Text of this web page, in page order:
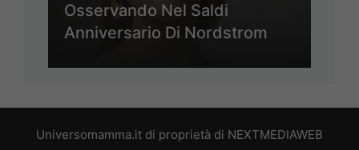
Osservando Nel Saldi
Anniversario Di Nordstrom
Universomamma.it di proprietà di NEXTMEDIAWEB